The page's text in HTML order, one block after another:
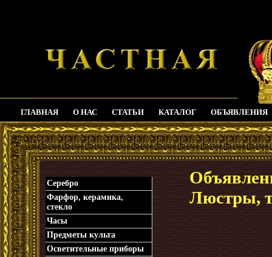
ГЛАВНАЯ О НАС СТАТЬИ КАТАЛОГ ОБЪЯВЛЕНИЯ
_
Люстры,
Серебро
Фарфор, керамика,
стекло
Часы
Предметы культа
Осветительные приборы